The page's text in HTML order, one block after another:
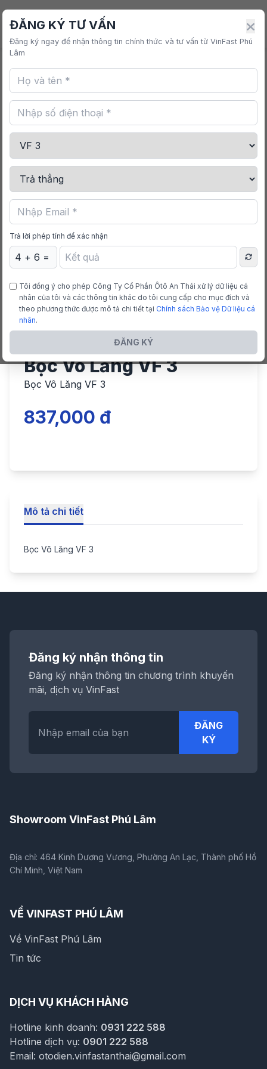
VINFAST PHÚ LÂM
Trang chủ
Bọc Vô Lăng VF 3
Bọc Vô Lăng VF 3
837,000 đ
Mô tả chi tiết
Bọc Vô Lăng VF 3
Đăng ký nhận thông tin
Đăng ký nhận thông tin chương trình khuyến
mãi, dịch vụ VinFast
ĐĂNG
KÝ
Showroom VinFast Phú Lâm
Địa chỉ: 464 Kinh Dương Vương, Phường An Lạc, Thành phố Hồ
Chí Minh, Việt Nam
VỀ VINFAST PHÚ LÂM
Về VinFast Phú Lâm
Tin tức
DỊCH VỤ KHÁCH HÀNG
Hotline kinh doanh: 0931 222 588
Hotline dịch vụ: 0901 222 588
Email: otodien.vinfastanthai@gmail.com
ĐĂNG KÝ TƯ VẤN
Đăng ký ngay để nhận thông tin chính thức và tư vấn từ VinFast Phú
Lâm
Trả lời phép tính để xác nhận
Tôi đồng ý cho phép Công Ty Cổ Phần Ôtô An Thái xử lý dữ liệu cá
nhân của tôi và các thông tin khác do tôi cung cấp cho mục đích và
theo phương thức được mô tả chi tiết tại Chính sách Bảo vệ Dữ liệu cá
nhân.
ĐĂNG KÝ